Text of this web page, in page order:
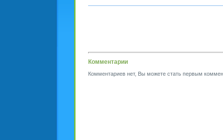
Комментарии
Комментариев нет, Вы можете стать первым